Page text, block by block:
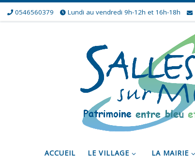
Skip to content
0546560379 Lundi au vendredi 9h-12h et 16h-18h
ACCUEIL LE VILLAGE LA MAIRIE